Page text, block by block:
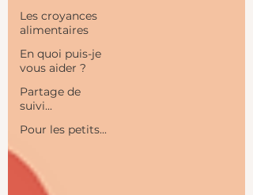
Les croyances
alimentaires
En quoi puis-je
vous aider ?
Partage de
suivi...
Pour les petits...